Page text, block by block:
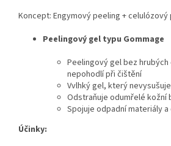
Koncept: Engymový peeling + celulózový
Peelingový gel typu Gommage
Peelingový gel bez
nepohodlí při čištění
Vvlhký gel, který nevysušuje
Odstraňuje odumřelé kožní
Spojuje odpadní materiály
Účinky: